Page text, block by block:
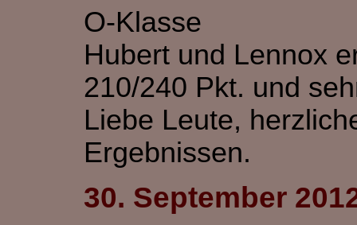
O-Klasse
Hubert und Lennox
210/240 Pkt. und
Liebe Leute,
Ergebnissen.
30. September